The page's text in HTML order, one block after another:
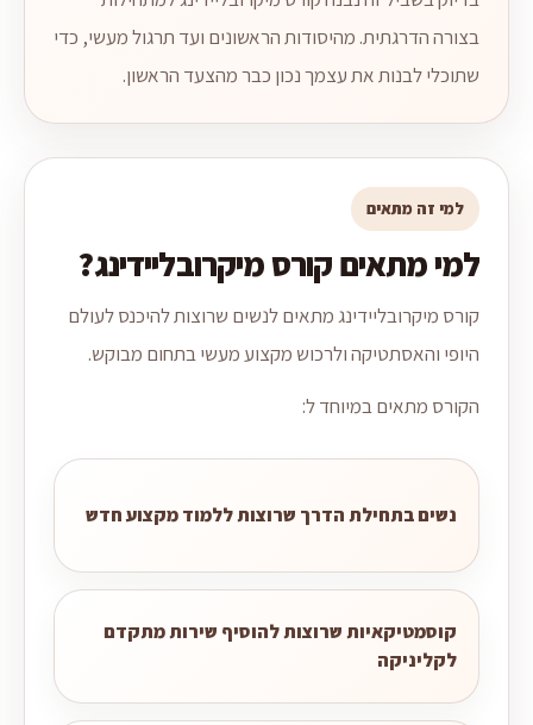
בצורה הדרגתית. מהיסודות הראשונים ועד תרגול מעשי, כדי
שתוכלי לבנות את עצמך נכון כבר מהצעד הראשון.
למי זה מתאים
למי מתאים קורס מיקרובליידינג?
קורס מיקרובליידינג מתאים לנשים שרוצות להיכנס לעולם
היופי והאסתטיקה ולרכוש מקצוע מעשי בתחום מבוקש.
הקורס מתאים במיוחד ל:
נשים בתחילת הדרך שרוצות ללמוד מקצוע חדש
קוסמטיקאיות שרוצות להוסיף שירות מתקדם
לקליניקה